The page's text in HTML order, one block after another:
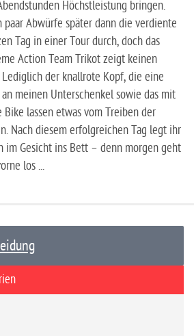
Höchstleistung bringen.
Abwürfe später dann die verdiente
Tag in einer Tour durch, doch das
Action Team Trikot zeigt keinen
der knallrote Kopf, die eine
meinen Unterschenkel sowie das mit
lassen etwas vom Treiben der
Nach diesem erfolgreichen Tag legt ihr
im Gesicht ins Bett – denn morgen geht
los ...